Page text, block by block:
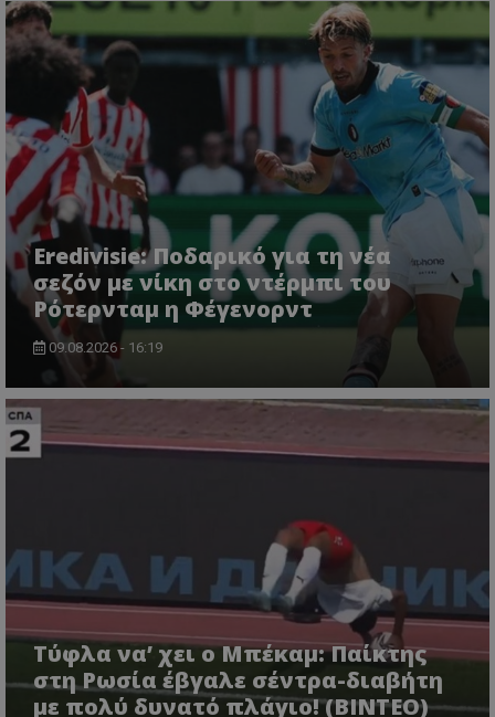
Eredivisie: Ποδαρικό για τη νέα
σεζόν με νίκη στο ντέρμπι του
Ρότερνταμ η Φέγενορντ
09.08.2026 - 16:19
Τύφλα να’ χει ο Μπέκαμ: Παίκτης
στη Ρωσία έβγαλε σέντρα-διαβήτη
με πολύ δυνατό πλάγιο! (ΒΙΝΤΕΟ)